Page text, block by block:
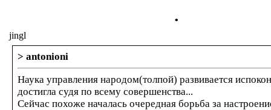
.
jingl
> antonioni
Наука управления народом(толпой) развивается
достигла судя по всему совершенства...
Сейчас похоже началась очередная борьба за